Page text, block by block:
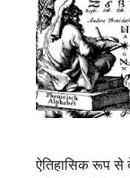
ऐतिहासिक रूप से